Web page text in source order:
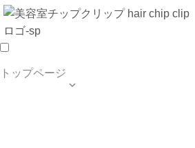
トップページ
